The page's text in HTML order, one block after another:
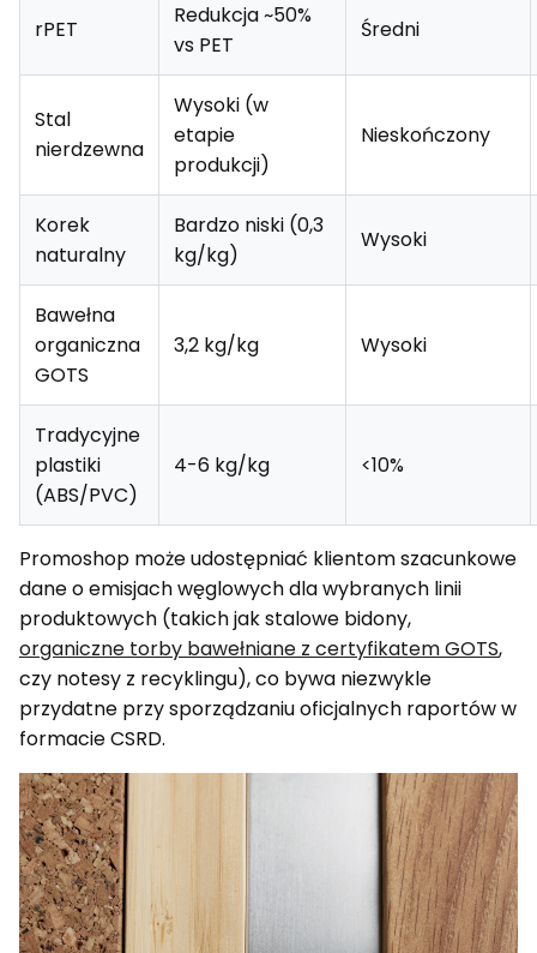
rPET
Redukcja ~50%
vs PET
Średni
Stal
nierdzewna
Wysoki (w
etapie
produkcji)
Nieskończony
Korek
naturalny
Bardzo niski (0,3
kg/kg)
Wysoki
Bawełna
organiczna
GOTS
3,2 kg/kg Wysoki
Tradycyjne
plastiki
(ABS/PVC)
4-6 kg/kg <10%
Promoshop może udostępniać klientom szacunkowe
dane o emisjach węglowych dla wybranych linii
produktowych (takich jak stalowe bidony,
organiczne torby bawełniane z certyfikatem GOTS,
czy notesy z recyklingu), co bywa niezwykle
przydatne przy sporządzaniu oficjalnych raportów w
formacie CSRD.